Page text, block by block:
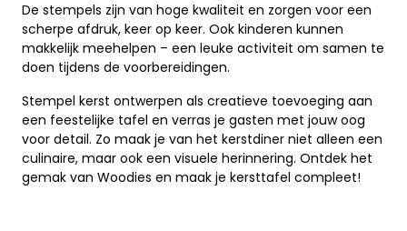
De stempels zijn van hoge kwaliteit en zorgen voor een
scherpe afdruk, keer op keer. Ook kinderen kunnen
makkelijk meehelpen – een leuke activiteit om samen te
doen tijdens de voorbereidingen.
Stempel kerst ontwerpen als creatieve toevoeging aan
een feestelijke tafel en verras je gasten met jouw oog
voor detail. Zo maak je van het kerstdiner niet alleen een
culinaire, maar ook een visuele herinnering. Ontdek het
gemak van Woodies en maak je kersttafel compleet!